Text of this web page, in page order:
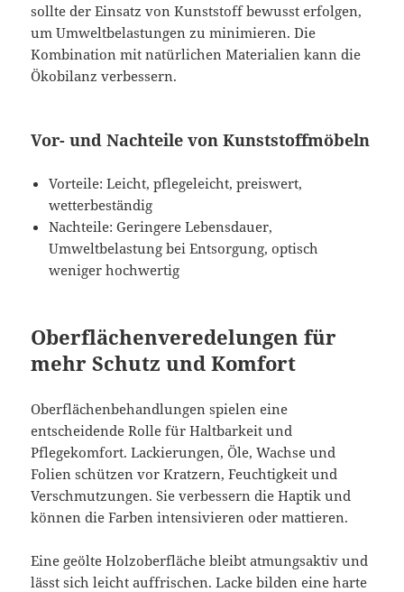
sollte der Einsatz von Kunststoff bewusst erfolgen,
um Umweltbelastungen zu minimieren. Die
Kombination mit natürlichen Materialien kann die
Ökobilanz verbessern.
Vor- und Nachteile von Kunststoffmöbeln
Vorteile: Leicht, pflegeleicht, preiswert,
wetterbeständig
Nachteile: Geringere Lebensdauer,
Umweltbelastung bei Entsorgung, optisch
weniger hochwertig
Oberflächenveredelungen für
mehr Schutz und Komfort
Oberflächenbehandlungen spielen eine
entscheidende Rolle für Haltbarkeit und
Pflegekomfort. Lackierungen, Öle, Wachse und
Folien schützen vor Kratzern, Feuchtigkeit und
Verschmutzungen. Sie verbessern die Haptik und
können die Farben intensivieren oder mattieren.
Eine geölte Holzoberfläche bleibt atmungsaktiv und
lässt sich leicht auffrischen. Lacke bilden eine harte